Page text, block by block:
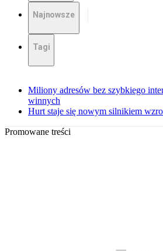
Najnowsze
Tagi
Miliony adresów bez szybkiego
winnych
Hurt staje się nowym silnikiem
Promowane treści